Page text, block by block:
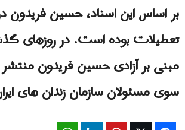
بر اساس این اسناد، حسین فریدون
تعطیلات بوده است. در روزهای
مبنی بر آزادی حسین فریدون
سوی مسئولان سازمان زندان های